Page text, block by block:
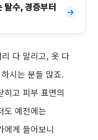
탈수, 경증부터
다 말리고, 옷 다
시는 분들 많죠.
히고 피부 표면의
도 예전에는
에게 들어보니